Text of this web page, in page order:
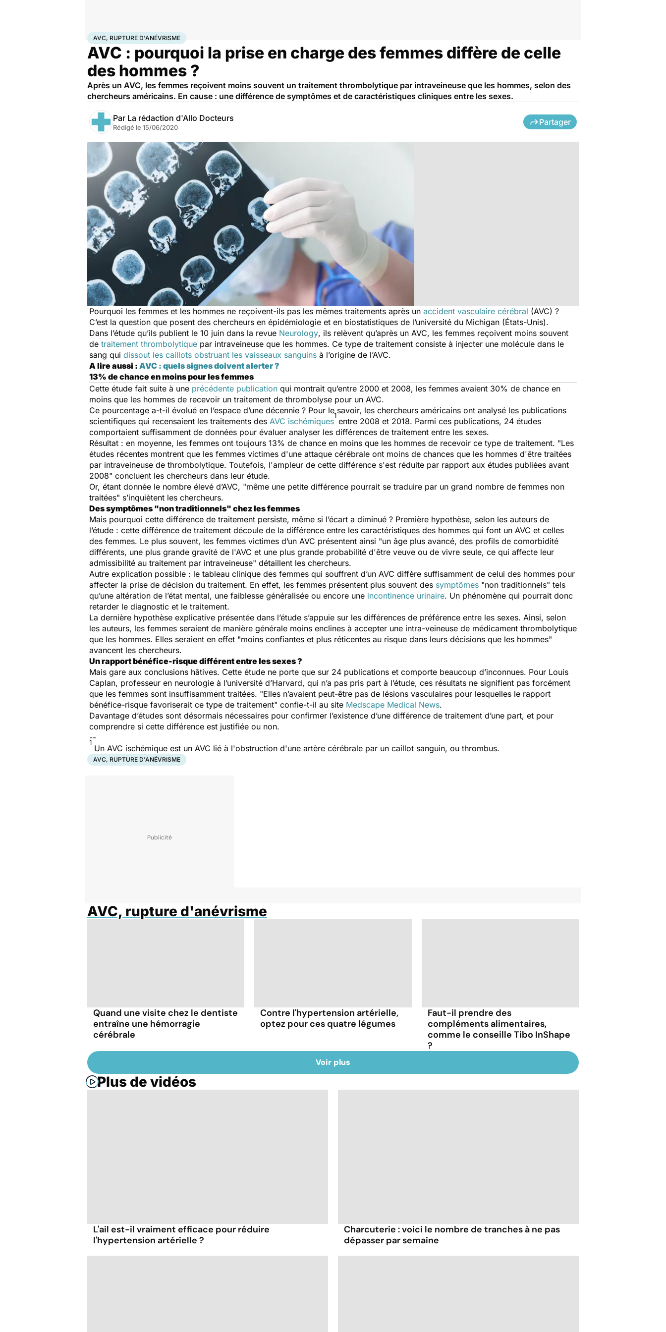
Accueil SantéAVC, rupture d'anévrisme
AVC, RUPTURE D'ANÉVRISME
AVC : pourquoi la prise en charge des femmes diffère de celle
des hommes ?
Après un AVC, les femmes reçoivent moins souvent un traitement thrombolytique par intraveineuse que les hommes, selon des
chercheurs américains. En cause : une différence de symptômes et de caractéristiques cliniques entre les sexes.
Par La rédaction d'Allo Docteurs
Rédigé le 15/06/2020
Partager
Pourquoi les femmes et les hommes ne reçoivent-ils pas les mêmes traitements après un accident vasculaire cérébral (AVC) ?
C’est la question que posent des chercheurs en épidémiologie et en biostatistiques de l’université du Michigan (États-Unis).
Dans l’étude qu’ils publient le 10 juin dans la revue Neurology, ils relèvent qu’après un AVC, les femmes reçoivent moins souvent
de traitement thrombolytique par intraveineuse que les hommes. Ce type de traitement consiste à injecter une molécule dans le
sang qui dissout les caillots obstruant les vaisseaux sanguins à l’origine de l’AVC.
A lire aussi : AVC : quels signes doivent alerter ?
13% de chance en moins pour les femmes
Cette étude fait suite à une précédente publication qui montrait qu’entre 2000 et 2008, les femmes avaient 30% de chance en
moins que les hommes de recevoir un traitement de thrombolyse pour un AVC.
Ce pourcentage a-t-il évolué en l’espace d’une décennie ? Pour le savoir, les chercheurs américains ont analysé les publications
scientifiques qui recensaient les traitements des AVC ischémiques
1
entre 2008 et 2018. Parmi ces publications, 24 études
comportaient suffisamment de données pour évaluer analyser les différences de traitement entre les sexes.
Résultat : en moyenne, les femmes ont toujours 13% de chance en moins que les hommes de recevoir ce type de traitement. "Les
études récentes montrent que les femmes victimes d'une attaque cérébrale ont moins de chances que les hommes d'être traitées
par intraveineuse de thrombolytique. Toutefois, l'ampleur de cette différence s'est réduite par rapport aux études publiées avant
2008" concluent les chercheurs dans leur étude.
Or, étant donnée le nombre élevé d’AVC, "même une petite différence pourrait se traduire par un grand nombre de femmes non
traitées" s’inquiètent les chercheurs.
Des symptômes "non traditionnels" chez les femmes
Mais pourquoi cette différence de traitement persiste, même si l’écart a diminué ? Première hypothèse, selon les auteurs de
l’étude : cette différence de traitement découle de la différence entre les caractéristiques des hommes qui font un AVC et celles
des femmes. Le plus souvent, les femmes victimes d’un AVC présentent ainsi "un âge plus avancé, des profils de comorbidité
différents, une plus grande gravité de l'AVC et une plus grande probabilité d'être veuve ou de vivre seule, ce qui affecte leur
admissibilité au traitement par intraveineuse" détaillent les chercheurs.
Autre explication possible : le tableau clinique des femmes qui souffrent d’un AVC diffère suffisamment de celui des hommes pour
affecter la prise de décision du traitement. En effet, les femmes présentent plus souvent des symptômes "non traditionnels" tels
qu’une altération de l’état mental, une faiblesse généralisée ou encore une incontinence urinaire. Un phénomène qui pourrait donc
retarder le diagnostic et le traitement.
La dernière hypothèse explicative présentée dans l’étude s’appuie sur les différences de préférence entre les sexes. Ainsi, selon
les auteurs, les femmes seraient de manière générale moins enclines à accepter une intra-veineuse de médicament thrombolytique
que les hommes. Elles seraient en effet "moins confiantes et plus réticentes au risque dans leurs décisions que les hommes"
avancent les chercheurs.
Un rapport bénéfice-risque différent entre les sexes ?
Mais gare aux conclusions hâtives. Cette étude ne porte que sur 24 publications et comporte beaucoup d’inconnues. Pour Louis
Caplan, professeur en neurologie à l’université d’Harvard, qui n’a pas pris part à l’étude, ces résultats ne signifient pas forcément
que les femmes sont insuffisamment traitées. "Elles n’avaient peut-être pas de lésions vasculaires pour lesquelles le rapport
bénéfice-risque favoriserait ce type de traitement" confie-t-il au site Medscape Medical News.
Davantage d’études sont désormais nécessaires pour confirmer l’existence d’une différence de traitement d’une part, et pour
comprendre si cette différence est justifiée ou non.
--
1
Un AVC ischémique est un AVC lié à l'obstruction d'une artère cérébrale par un caillot sanguin, ou thrombus.
AVC, RUPTURE D'ANÉVRISME
AVC, rupture d'anévrisme
Quand une visite chez le dentiste
entraîne une hémorragie
cérébrale
Contre l'hypertension artérielle,
optez pour ces quatre légumes
Faut-il prendre des
compléments alimentaires,
comme le conseille Tibo InShape
?
Voir plus
Plus de vidéos
L'ail est-il vraiment efficace pour réduire
l'hypertension artérielle ?
Charcuterie : voici le nombre de tranches à ne pas
dépasser par semaine